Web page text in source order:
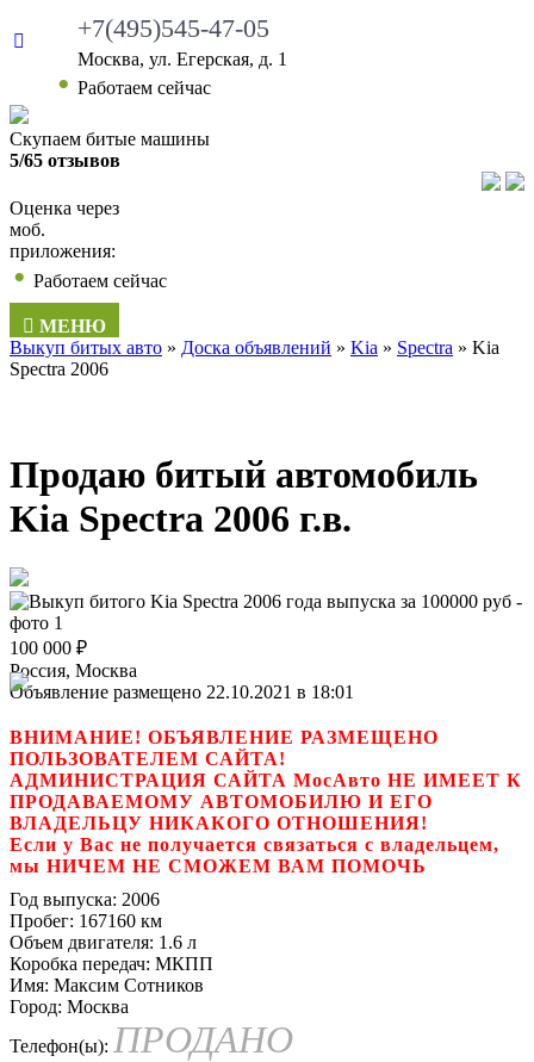
+7(495)545-47-05
Москва, ул. Егерская, д. 1
Работаем сейчас
Скупаем битые машины
5/65 отзывов
Оценка через
моб.
приложения:
Работаем сейчас
МЕНЮ
Выкуп битых авто » Доска объявлений » Kia » Spectra » Kia
Spectra 2006
Продаю битый автомобиль
Kia Spectra 2006 г.в.
100 000 ₽
Россия, Москва
Объявление размещено 22.10.2021 в 18:01
ВНИМАНИЕ! ОБЪЯВЛЕНИЕ РАЗМЕЩЕНО
ПОЛЬЗОВАТЕЛЕМ САЙТА!
АДМИНИСТРАЦИЯ САЙТА МосАвто НЕ ИМЕЕТ К
ПРОДАВАЕМОМУ АВТОМОБИЛЮ И ЕГО
ВЛАДЕЛЬЦУ НИКАКОГО ОТНОШЕНИЯ!
Если у Вас не получается связаться с владельцем,
мы НИЧЕМ НЕ СМОЖЕМ ВАМ ПОМОЧЬ
Год выпуска: 2006
Пробег: 167160 км
Объем двигателя: 1.6 л
Коробка передач: МКПП
Имя: Максим Сотников
Город: Москва
Телефон(ы): ПРОДАНО